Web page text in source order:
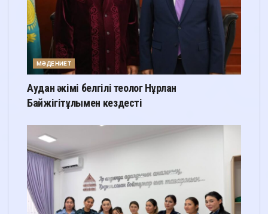
МӘДЕНИЕТ
Аудан әкімі белгілі теолог Нұрлан
Байжігітұлымен кездесті